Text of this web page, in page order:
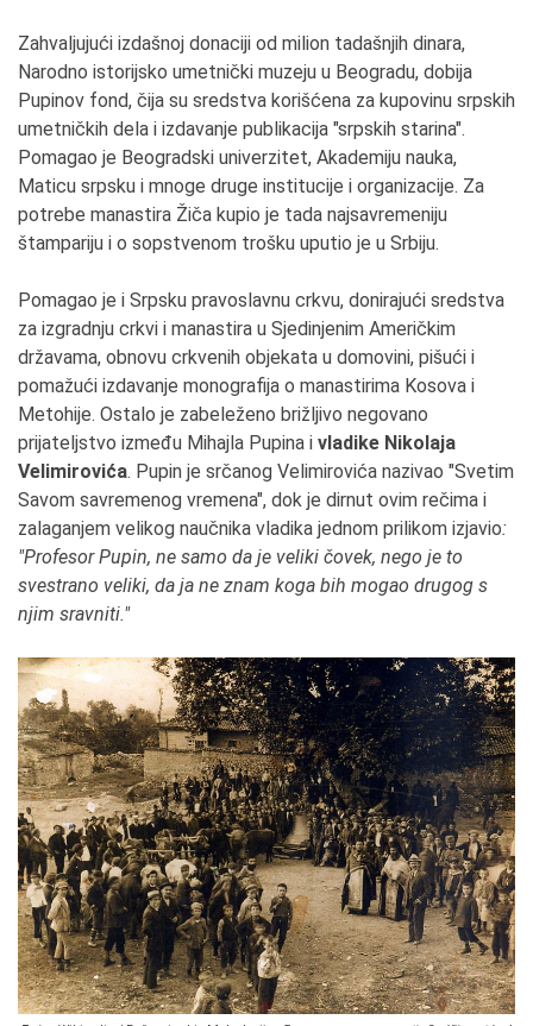
Zahvaljujući izdašnoj donaciji od milion tadašnjih dinara,
Narodno istorijsko umetnički muzeju u Beogradu, dobija
Pupinov fond, čija su sredstva korišćena za kupovinu srpskih
umetničkih dela i izdavanje publikacija "srpskih starina".
Pomagao je Beogradski univerzitet, Akademiju nauka,
Maticu srpsku i mnoge druge institucije i organizacije. Za
potrebe manastira Žiča kupio je tada najsavremeniju
štampariju i o sopstvenom trošku uputio je u Srbiju.
Pomagao je i Srpsku pravoslavnu crkvu, donirajući sredstva
za izgradnju crkvi i manastira u Sjedinjenim Američkim
državama, obnovu crkvenih objekata u domovini, pišući i
pomažući izdavanje monografija o manastirima Kosova i
Metohije. Ostalo je zabeleženo brižljivo negovano
prijateljstvo između Mihajla Pupina i vladike Nikolaja
Velimirovića. Pupin je srčanog Velimirovića nazivao "Svetim
Savom savremenog vremena", dok je dirnut ovim rečima i
zalaganjem velikog naučnika vladika jednom prilikom izjavio:
"Profesor Pupin, ne samo da je veliki čovek, nego je to
svestrano veliki, da ja ne znam koga bih mogao drugog s
njim sravniti."